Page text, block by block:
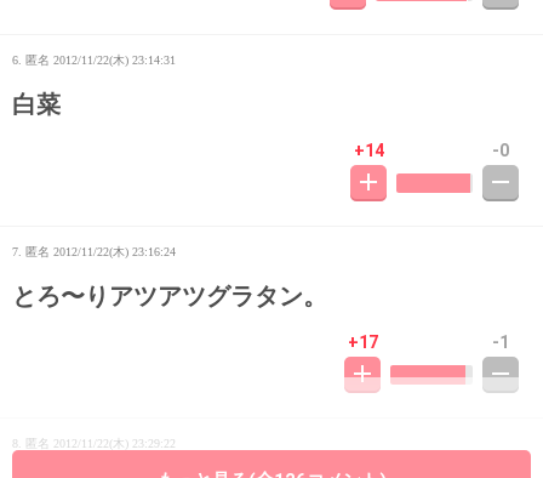
6. 匿名 2012/11/22(木) 23:14:31
白菜
+14 -0
7. 匿名 2012/11/22(木) 23:16:24
とろ〜りアツアツグラタン。
+17 -1
8. 匿名 2012/11/22(木) 23:29:22